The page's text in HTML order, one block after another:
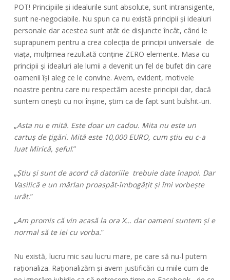
POT! Principiile și idealurile sunt absolute, sunt intransigente,
sunt ne-negociabile. Nu spun ca nu există principii și idealuri
personale dar acestea sunt atât de disjuncte încât, când le
suprapunem pentru a crea colecția de principii universale de
viața, mulțimea rezultată conține ZERO elemente. Masa cu
principii și idealuri ale lumii a devenit un fel de bufet din care
oamenii își aleg ce le convine. Avem, evident, motivele
noastre pentru care nu respectăm aceste principii dar, dacă
suntem onești cu noi înșine, știm ca de fapt sunt bulshit-uri.
„Asta nu e mită. Este doar un cadou. Mita nu este un
cartuș de țigări. Mită este 10,000 EURO, cum știu eu c-a
luat Mirică, șeful.”
„Știu și sunt de acord că datoriile trebuie date înapoi. Dar
Vasilică e un mârlan proaspăt-îmbogățit și îmi vorbește
urât.”
„Am promis că vin acasă la ora X… dar oameni suntem și e
normal să te iei cu vorba.”
Nu există, lucru mic sau lucru mare, pe care să nu-l putem
raționaliza. Raționalizăm și avem justificări cu miile cum de